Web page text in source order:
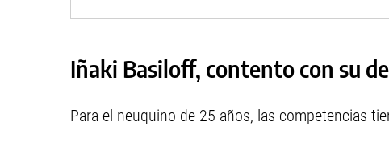
Iñaki Basiloff, contento con su
Para el neuquino de 25 años, las competencias